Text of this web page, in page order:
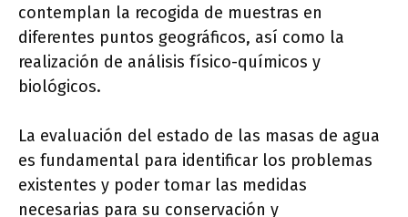
contemplan la recogida de muestras en
diferentes puntos geográficos, así como la
realización de análisis físico-químicos y
biológicos.
La evaluación del estado de las masas de agua
es fundamental para identificar los problemas
existentes y poder tomar las medidas
necesarias para su conservación y